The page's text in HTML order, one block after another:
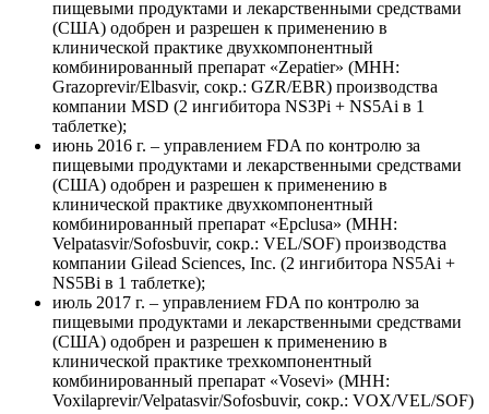
пищевыми продуктами и лекарственными средствами
(США) одобрен и разрешен к применению в
клинической практике двухкомпонентный
комбинированный препарат «Zepatier» (MHH:
Grazoprevir/Elbasvir, сокр.: GZR/EBR) производства
компании MSD (2 ингибитора NS3Pi + NS5Ai в 1
таблетке);
июнь 2016 г. – управлением FDA по контролю за
пищевыми продуктами и лекарственными средствами
(США) одобрен и разрешен к применению в
клинической практике двухкомпонентный
комбинированный препарат «Epclusa» (MHH:
Velpatasvir/Sofosbuvir, сокр.: VEL/SOF) производства
компании Gilead Sciences, Inc. (2 ингибитора NS5Ai +
NS5Bi в 1 таблетке);
июль 2017 г. – управлением FDA по контролю за
пищевыми продуктами и лекарственными средствами
(США) одобрен и разрешен к применению в
клинической практике трехкомпонентный
комбинированный препарат «Vosevi» (MHH:
Voxilaprevir/Velpatasvir/Sofosbuvir, сокр.: VOX/VEL/SOF)